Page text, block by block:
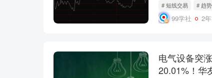
# 短线交易 # 趋势
99学社 2
电气设备突
20.01%！华